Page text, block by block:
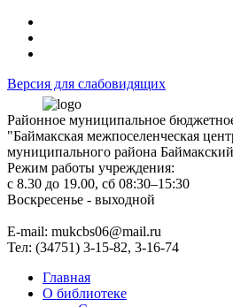
Версия для слабовидящих
Районное муниципальное
"Баймакская межпоселенческая
муниципального района
Режим работы учреждения:
с 8.30 до 19.00, сб 08:30–15:30
Воскресенье - выходной
Е-mail: mukcbs06@mail.ru
Тел: (34751) 3-15-82, 3-16-74
Главная
О библиотеке